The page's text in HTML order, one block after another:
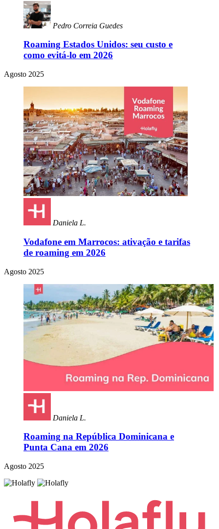
Pedro Correia Guedes
Roaming Estados Unidos: seu custo e
como evitá-lo em 2026
Agosto 2025
Daniela L.
Vodafone em Marrocos: ativação e tarifas
de roaming em 2026
Agosto 2025
Daniela L.
Roaming na República Dominicana e
Punta Cana em 2026
Agosto 2025